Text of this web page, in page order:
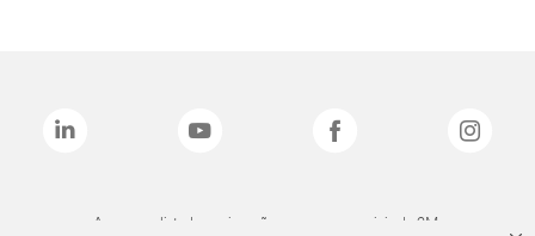
As marcas listadas a cima são marcas comerciais da 3M.